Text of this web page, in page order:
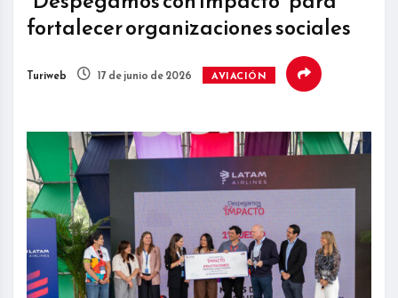
fortalecer organizaciones sociales
Turiweb 17 de junio de 2026 AVIACIÓN